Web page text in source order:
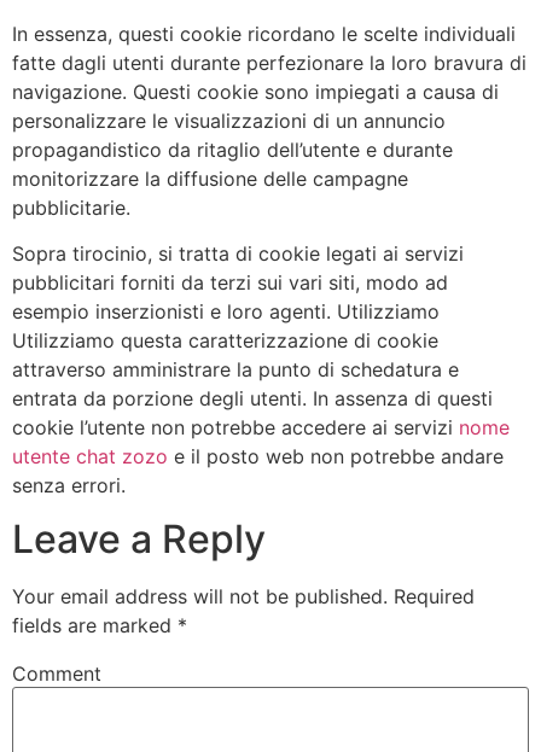
In essenza, questi cookie ricordano le scelte individuali
fatte dagli utenti durante perfezionare la loro bravura di
navigazione. Questi cookie sono impiegati a causa di
personalizzare le visualizzazioni di un annuncio
propagandistico da ritaglio dell’utente e durante
monitorizzare la diffusione delle campagne
pubblicitarie.
Sopra tirocinio, si tratta di cookie legati ai servizi
pubblicitari forniti da terzi sui vari siti, modo ad
esempio inserzionisti e loro agenti. Utilizziamo
Utilizziamo questa caratterizzazione di cookie
attraverso amministrare la punto di schedatura e
entrata da porzione degli utenti. In assenza di questi
cookie l’utente non potrebbe accedere ai servizi nome
utente chat zozo e il posto web non potrebbe andare
senza errori.
Leave a Reply
Your email address will not be published. Required
fields are marked *
Comment